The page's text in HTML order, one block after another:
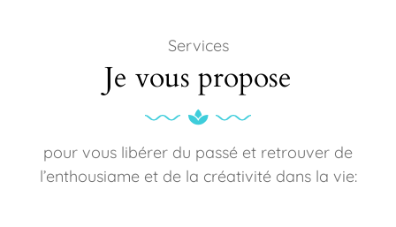
Services
Je vous propose
pour vous libérer du passé et retrouver de
l’enthousiame et de la créativité dans la vie: